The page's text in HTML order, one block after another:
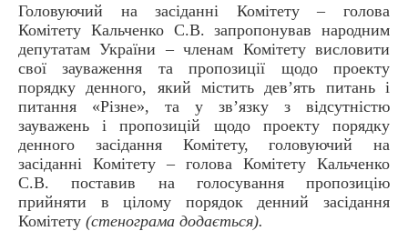
Головуючий на засіданні Комітету – голова
Комітету Кальченко С.В. запропонував народним
депутатам України – членам Комітету висловити
свої зауваження та пропозиції щодо проекту
порядку денного, який містить дев’ять питань і
питання «Різне», та у зв’язку з відсутністю
зауважень і пропозицій щодо проекту порядку
денного засідання Комітету, головуючий на
засіданні Комітету – голова Комітету Кальченко
С.В. поставив на голосування пропозицію
прийняти в цілому порядок денний засідання
Комітету (стенограма додається).